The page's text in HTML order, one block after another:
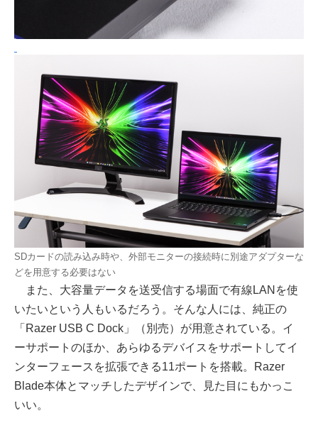
SDカードの読み込み時や、外部モニターの接続時に別途アダプターな
どを用意する必要はない
また、大容量データを送受信する場面で有線LANを使
いたいという人もいるだろう。そんな人には、純正の
「Razer USB C Dock」（別売）が用意されている。イ
ーサポートのほか、あらゆるデバイスをサポートしてイ
ンターフェースを拡張できる11ポートを搭載。Razer
Blade本体とマッチしたデザインで、見た目にもかっこ
いい。